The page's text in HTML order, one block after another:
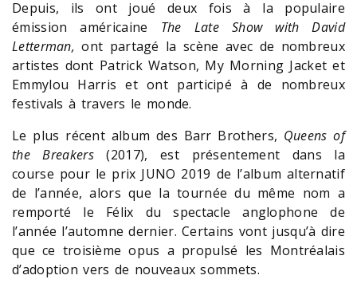
Depuis, ils ont joué deux fois à la populaire
émission américaine The Late Show with David
Letterman,ont partagé la scène avec de nombreux
artistes dont Patrick Watson, My Morning Jacket et
Emmylou Harris et ont participé à de nombreux
festivals à travers le monde.
Le plus récent album des Barr Brothers, Queens of
the Breakers(2017), est présentement dans la
course pour le prix JUNO 2019 de l’album alternatif
de l’année, alors que la tournée du même nom a
remporté le Félix du spectacle anglophone de
l’année l’automne dernier. Certains vont jusqu’à dire
que ce troisième opus a propulsé les Montréalais
d’adoption vers de nouveaux sommets.